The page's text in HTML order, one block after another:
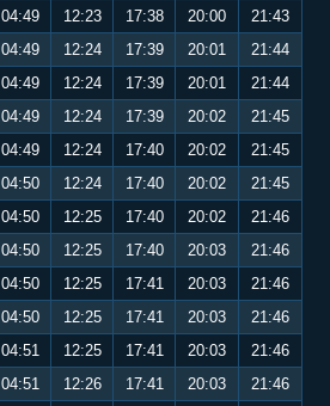
04:49 12:23 17:38 20:00
21:43
04:49 12:24 17:39 20:01
21:44
04:49 12:24 17:39 20:01
21:44
04:49 12:24 17:39 20:02
21:45
04:49 12:24 17:40 20:02
21:45
04:50 12:24 17:40 20:02
21:45
04:50 12:25 17:40 20:02
21:46
04:50 12:25 17:40 20:03
21:46
04:50 12:25 17:41 20:03
21:46
04:50 12:25 17:41 20:03
21:46
04:51 12:25 17:41 20:03
21:46
04:51 12:26 17:41 20:03
21:46